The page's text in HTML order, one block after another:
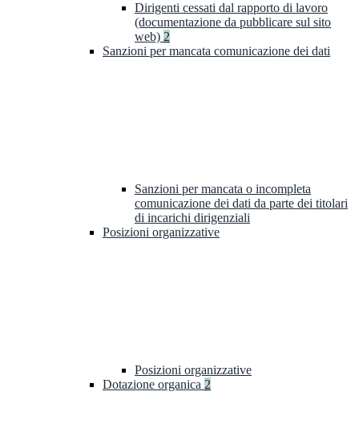
Dirigenti cessati dal rapporto di lavoro
(documentazione da pubblicare sul sito
web) 2
Sanzioni per mancata comunicazione dei dati
Sanzioni per mancata o incompleta
comunicazione dei dati da parte dei titolari
di incarichi dirigenziali
Posizioni organizzative
Posizioni organizzative
Dotazione organica 2